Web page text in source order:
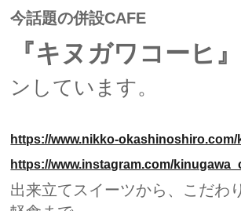
今話題の併設CAFE
『キヌガワコーヒ』
ンしています。
https://www.nikko-
https://www.instagram.com/
出来立てスイーツから、こだわ